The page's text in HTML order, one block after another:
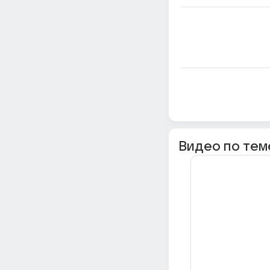
Видео по